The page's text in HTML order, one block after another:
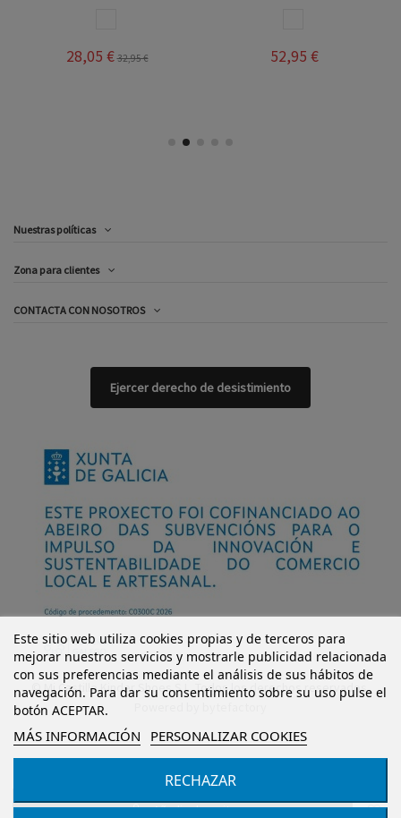
Añadir al carrito
28,05 € 32,95 € 52,95 €
Nuestras políticas
Zona para clientes
CONTACTA CON NOSOTROS
Este sitio web utiliza cookies propias y de terceros para
mejorar nuestros servicios y mostrarle publicidad relacionada
con sus preferencias mediante el análisis de sus hábitos de
navegación. Para dar su consentimiento sobre su uso pulse el
botón ACEPTAR.
MÁS INFORMACIÓN PERSONALIZAR COOKIES
RECHAZAR
Ejercer derecho de desistimiento
© Mi Castillo Kinder Shoes S.L. Todos los derechos reservados.